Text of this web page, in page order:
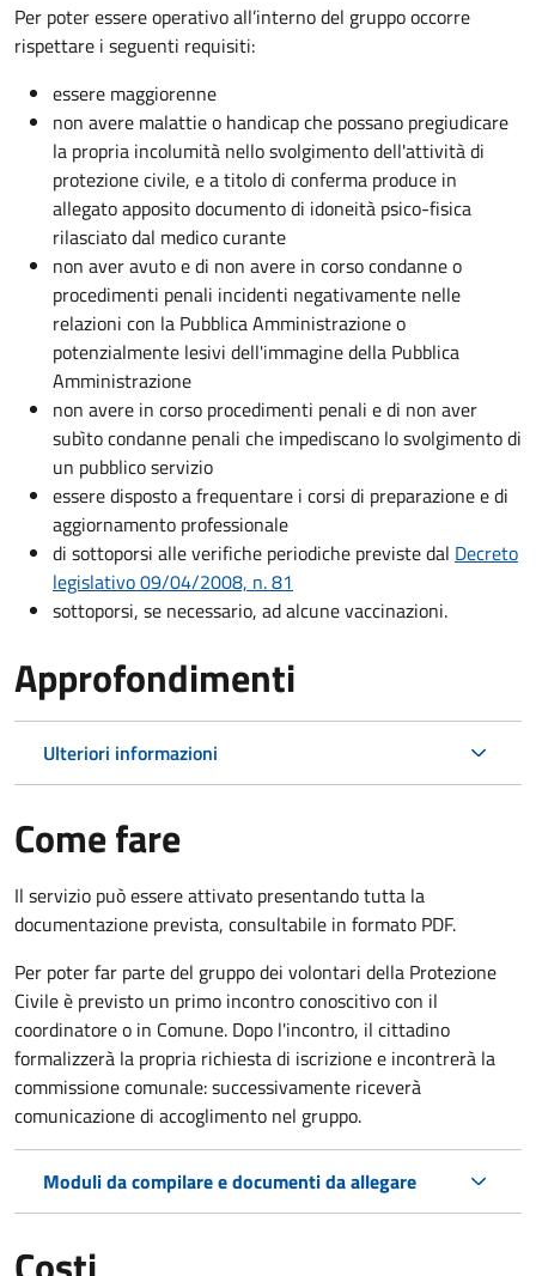
Per poter essere operativo all’interno del gruppo occorre
rispettare i seguenti requisiti:
essere maggiorenne
non avere malattie o handicap che possano pregiudicare
la propria incolumità nello svolgimento dell'attività di
protezione civile, e a titolo di conferma produce in
allegato apposito documento di idoneità psico-fisica
rilasciato dal medico curante
non aver avuto e di non avere in corso condanne o
procedimenti penali incidenti negativamente nelle
relazioni con la Pubblica Amministrazione o
potenzialmente lesivi dell'immagine della Pubblica
Amministrazione
non avere in corso procedimenti penali e di non aver
subìto condanne penali che impediscano lo svolgimento di
un pubblico servizio
essere disposto a frequentare i corsi di preparazione e di
aggiornamento professionale
di sottoporsi alle verifiche periodiche previste dal Decreto
legislativo 09/04/2008, n. 81
sottoporsi, se necessario, ad alcune vaccinazioni.
Approfondimenti
Ulteriori informazioni
Come fare
Il servizio può essere attivato presentando tutta la
documentazione prevista, consultabile in formato PDF.
Per poter far parte del gruppo dei volontari della Protezione
Civile è previsto un primo incontro conoscitivo con il
coordinatore o in Comune. Dopo l'incontro, il cittadino
formalizzerà la propria richiesta di iscrizione e incontrerà la
commissione comunale: successivamente riceverà
comunicazione di accoglimento nel gruppo.
Moduli da compilare e documenti da allegare